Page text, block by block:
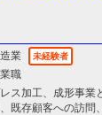
業 未経験者
職
ス加工、成形事業
既存顧客への訪問